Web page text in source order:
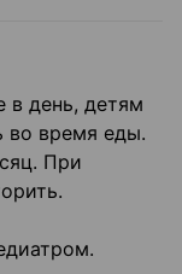
в день, детям
во время еды.
При